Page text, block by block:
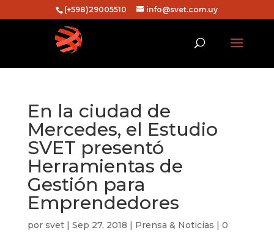
(+598)29005510 info@svet.com.uy
En la ciudad de
Mercedes, el Estudio
SVET presentó
Herramientas de
Gestión para
Emprendedores
por svet| Sep 27, 2018 | Prensa & Noticias | 0